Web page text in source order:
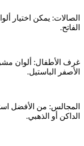
الصالات: يمكن اختيار
الفاتح.
غرف الأطفال: ألوان
الأصفر الباستيل.
المجالس: من الأفضل
الداكن أو الذهبي.